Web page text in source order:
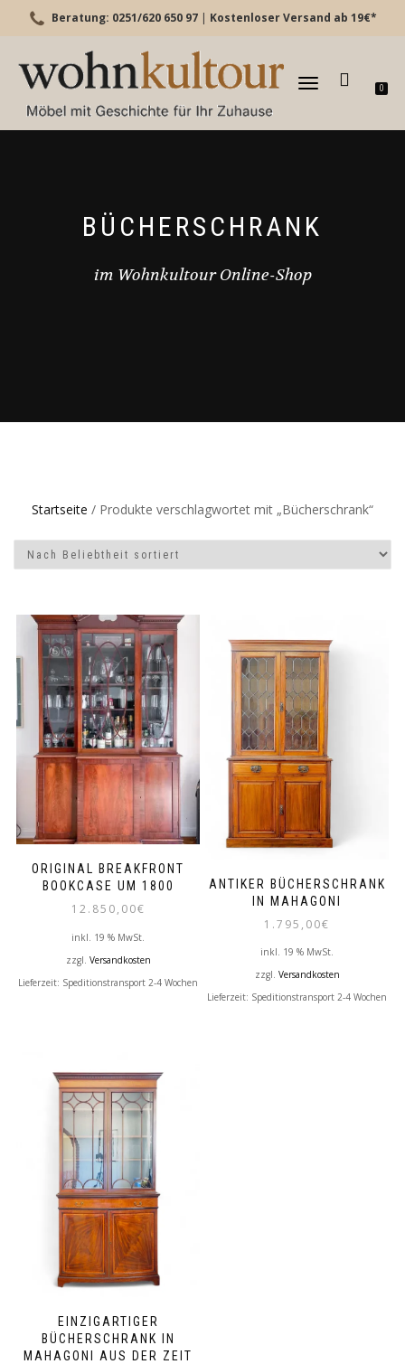
Beratung: 0251/620 650 97 | Kostenloser Versand ab 19€*
TOGGLE
0
BÜCHERSCHRANK
im Wohnkultour Online-Shop
Startseite / Produkte verschlagwortet mit „Bücherschrank“
ORIGINAL BREAKFRONT
BOOKCASE UM 1800
12.850,00€
inkl. 19 % MwSt.
zzgl. Versandkosten
Lieferzeit: Speditionstransport 2-4 Wochen
ANTIKER BÜCHERSCHRANK
IN MAHAGONI
1.795,00€
inkl. 19 % MwSt.
zzgl. Versandkosten
Lieferzeit: Speditionstransport 2-4 Wochen
EINZIGARTIGER
BÜCHERSCHRANK IN
MAHAGONI AUS DER ZEIT